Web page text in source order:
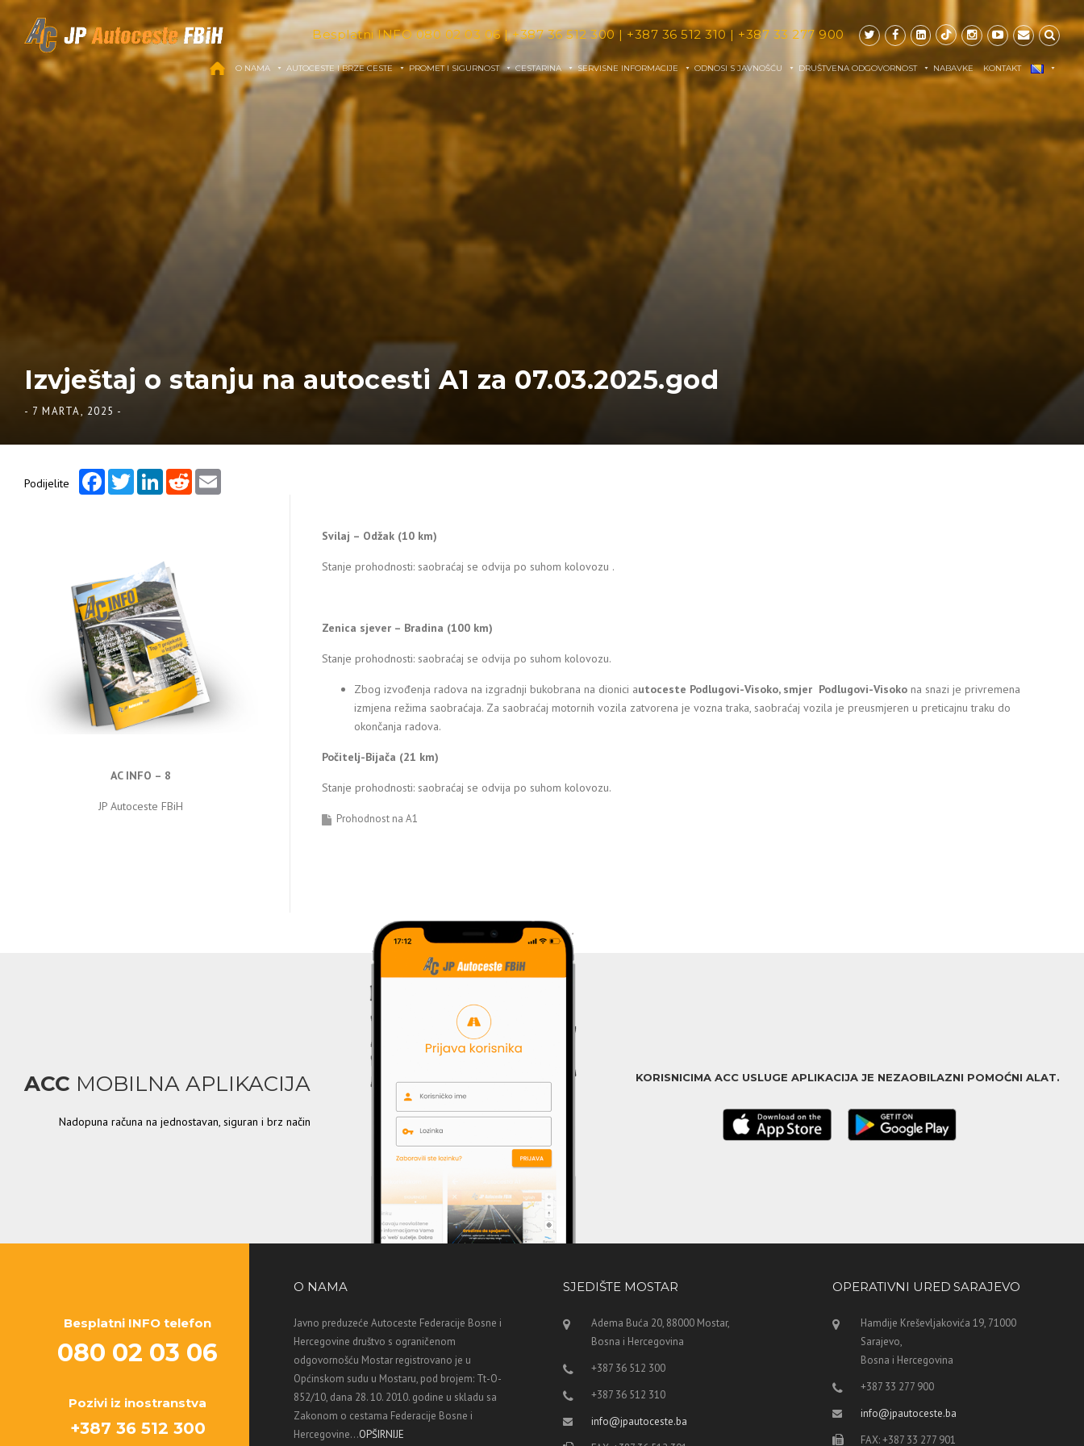
Skip to content
Besplatni INFO080 02 03 06|+387 36 512 300 | +387 36 512 310| +387 33 277 900
O NAMA AUTOCESTE I BRZE CESTE PROMET I SIGURNOST CESTARINA SERVISNE INFORMACIJE ODNOSI S JAVNOŠĆU DRUŠTVENA ODGOVORNOST NABAVKE KONTAKT
Izvještaj o stanju na autocesti A1 za 07.03.2025.god
- 7 MARTA, 2025 -
Podijelite
FacebookTwitterLinkedInReddit
Svilaj – Odžak (10 km)
Stanje prohodnosti: saobraćaj se odvija po suhom kolovozu .
Zenica sjever – Bradina (100 km)
Stanje prohodnosti: saobraćaj se odvija po suhom kolovozu.
Zbog izvođenja radova na izgradnji bukobrana na dionici autoceste Podlugovi-Visoko, smjer Podlugovi-Visokona snazi je privremena
izmjena režima saobraćaja. Za saobraćaj motornih vozila zatvorena je vozna traka, saobraćaj vozila je preusmjeren u preticajnu traku do
okončanja radova.
Počitelj-Bijača (21 km)
Stanje prohodnosti: saobraćaj se odvija po suhom kolovozu.
Prohodnost na A1
AC INFO – 8
JP Autoceste FBiH
ACC MOBILNA APLIKACIJA
Nadopuna računa na jednostavan, siguran i brz način
KORISNICIMA ACC USLUGE APLIKACIJA JE NEZAOBILAZNI POMOĆNI ALAT.
Besplatni INFO telefon
080 02 03 06
Pozivi iz inostranstva
+387 36 512 300
O NAMA
Javno preduzeće Autoceste Federacije Bosne i
Hercegovine društvo s ograničenom
odgovornošću Mostar registrovano je u
Općinskom sudu u Mostaru, pod brojem: Tt-O-
852/10, dana 28. 10. 2010. godine u skladu sa
Zakonom o cestama Federacije Bosne i
Hercegovine...OPŠIRNIJE
SJEDIŠTE MOSTAR
Adema Buća 20, 88000 Mostar,
Bosna i Hercegovina
+387 36 512 300
+387 36 512 310
info@jpautoceste.ba
OPERATIVNI URED SARAJEVO
Hamdije Kreševljakovića 19, 71000
Sarajevo,
Bosna i Hercegovina
+387 33 277 900
info@jpautoceste.ba
FAX: +387 33 277 901